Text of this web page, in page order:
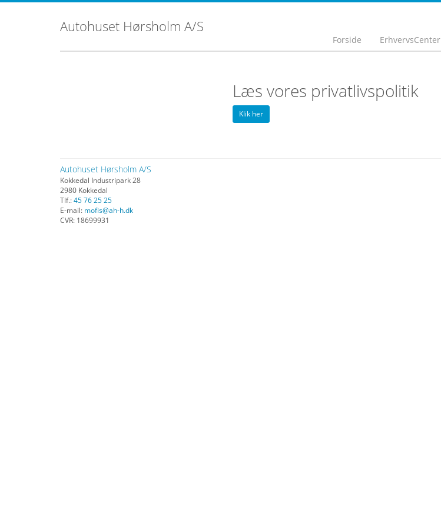
Forside ErhvervsCenter
Autohuset Hørsholm A/S
Læs vores privatlivspolitik
Klik her
Autohuset Hørsholm A/S
Kokkedal Industripark 28
2980 Kokkedal
Tlf.:45 76 25 25
E-mail: mofis@ah-h.dk
CVR: 18699931